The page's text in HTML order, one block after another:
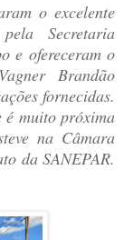
o excelente
Secretaria
e ofereceram o
Brandão
fornecidas.
é muito próxima
na Câmara
da SANEPAR.